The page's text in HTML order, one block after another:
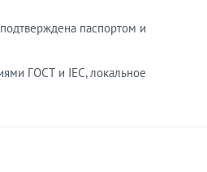
паспортом и
ГОСТ и IEC, локальное